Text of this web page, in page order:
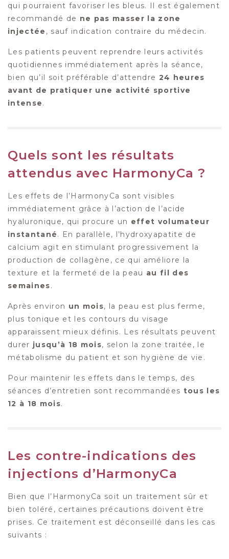
qui pourraient favoriser les bleus. Il est également
recommandé de ne pas masser la zone
injectée , sauf indication contraire du médecin.
Les patients peuvent reprendre leurs activités
quotidiennes immédiatement après la séance,
bien qu’il soit préférable d’attendre 24 heures
avant de pratiquer une activité sportive
intense.
Quels sont les résultats
attendus avec HarmonyCa ?
Les effets de l’HarmonyCa sont visibles
immédiatement grâce à l’action de l’acide
hyaluronique, qui procure un effet volumateur
instantané. En parallèle, l’hydroxyapatite de
calcium agit en stimulant progressivement la
production de collagène, ce qui améliore la
texture et la fermeté de la peau au fil des
semaines.
Après environ un mois, la peau est plus ferme,
plus tonique et les contours du visage
apparaissent mieux définis. Les résultats peuvent
durer jusqu’à 18 mois, selon la zone traitée, le
métabolisme du patient et son hygiène de vie.
Pour maintenir les effets dans le temps, des
séances d’entretien sont recommandées tous les
12 à 18 mois.
Les contre-indications des
injections d’HarmonyCa
Bien que l’HarmonyCa soit un traitement sûr et
bien toléré, certaines précautions doivent être
prises. Ce traitement est déconseillé dans les cas
suivants :